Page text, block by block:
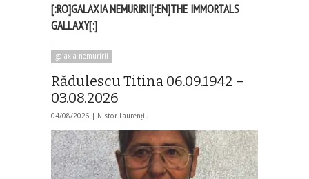
[:RO]GALAXIA NEMURIRII[:EN]THE IMMORTALS
GALLAXY[:]
galaxia nemuririi
Rădulescu Titina 06.09.1942 –
03.08.2026
04/08/2026 | Nistor Laurențiu